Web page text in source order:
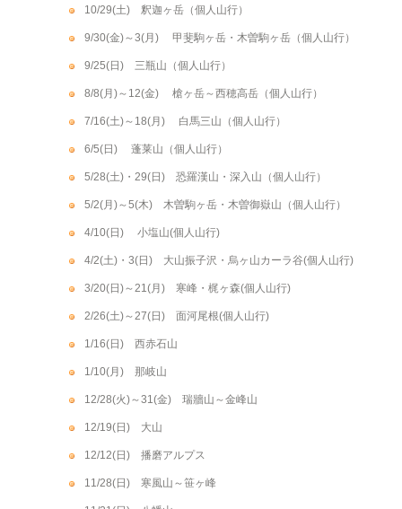
10/29(土) 釈迦ヶ岳（個人山行）
9/30(金)～3(月) 甲斐駒ヶ岳・木曽駒ヶ岳（個人山行）
9/25(日) 三瓶山（個人山行）
8/8(月)～12(金) 槍ヶ岳～西穂高岳（個人山行）
7/16(土)～18(月) 白馬三山（個人山行）
6/5(日) 蓬莱山（個人山行）
5/28(土)・29(日) 恐羅漢山・深入山（個人山行）
5/2(月)～5(木) 木曽駒ヶ岳・木曽御嶽山（個人山行）
4/10(日) 小塩山(個人山行)
4/2(土)・3(日) 大山振子沢・烏ヶ山カーラ谷(個人山行)
3/20(日)～21(月) 寒峰・梶ヶ森(個人山行)
2/26(土)～27(日) 面河尾根(個人山行)
1/16(日) 西赤石山
1/10(月) 那岐山
12/28(火)～31(金) 瑞牆山～金峰山
12/19(日) 大山
12/12(日) 播磨アルプス
11/28(日) 寒風山～笹ヶ峰